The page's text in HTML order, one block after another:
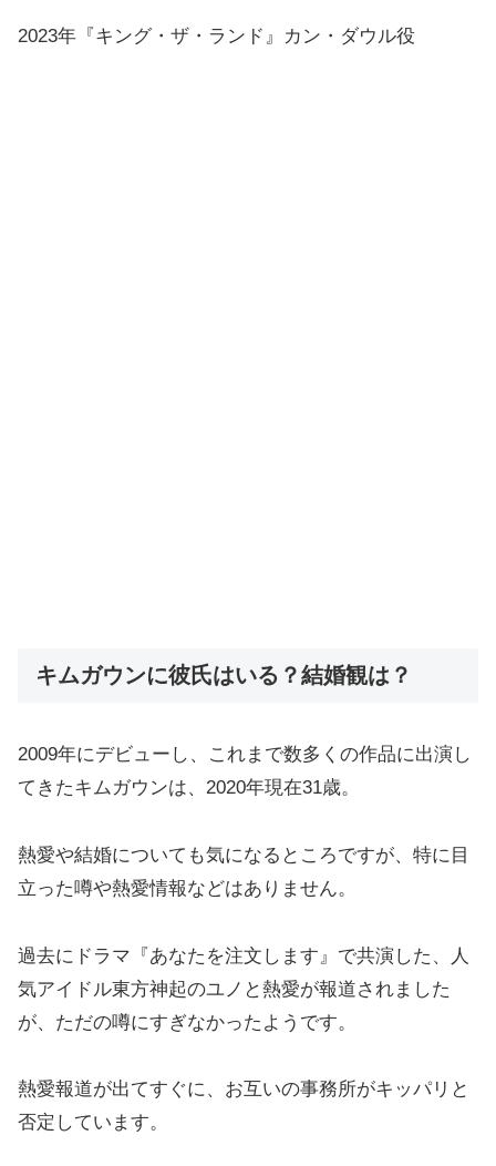
2023年『キング・ザ・ランド』カン・ダウル役
キムガウンに彼氏はいる？結婚観は？
2009年にデビューし、これまで数多くの作品に出演し
てきたキムガウンは、2020年現在31歳。
熱愛や結婚についても気になるところですが、特に目
立った噂や熱愛情報などはありません。
過去にドラマ『あなたを注文します』で共演した、人
気アイドル東方神起のユノと熱愛が報道されました
が、ただの噂にすぎなかったようです。
熱愛報道が出てすぐに、お互いの事務所がキッパリと
否定しています。